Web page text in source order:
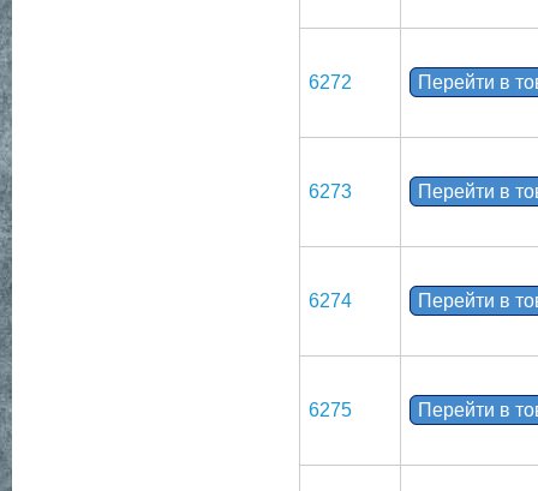
6272 Перейти в
6273 Перейти в
6274 Перейти в
6275 Перейти в